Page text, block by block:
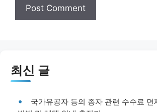
최신 글
국가유공자 등의 종자 관련 수수료 면